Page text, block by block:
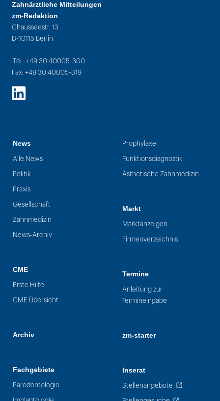
Zahnärztliche Mitteilungen
zm-Redaktion
Chausseestr. 13
D-10115 Berlin
Tel.: +49 30 40005-300
Fax: +49 30 40005-319
LinkedIn
News
Alle News
Politik
Praxis
Gesellschaft
Zahnmedizin
News-Archiv
CME
Erste Hilfe
CME Übersicht
Archiv
Fachgebiete
Parodontologie
Prophylaxe
Funktionsdiagnostik
Ästhetische Zahnmedizin
Markt
Marktanzeigen
Firmenverzeichnis
Termine
Anleitung zur
Termineingabe
zm-starter
Inserat
Stellenangebote